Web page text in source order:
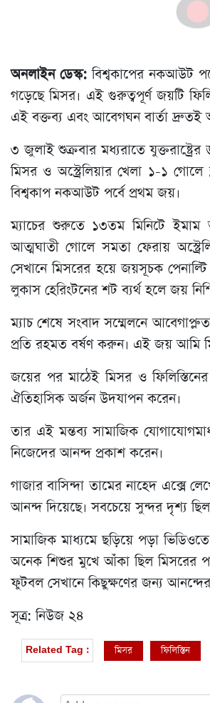
অনলাইন ডেস্ক:বিশ্বকাপের নকআউট
গড়েছে মিসর। এই গুরুত্বপূর্ণ জয়টি
এই বক্তব্য এবং আবেগঘন বার্তা
৩ জুলাই শুক্রবার মধ্যরাতে
মিসর ও অস্ট্রেলিয়ার খেলা ১-১
বিশ্বকাপ নকআউট পর্বে প্রথম জয়।
ম্যাচের শুরুতে ১৩তম মিনিটে ইমাম
আত্মঘাতী গোলে সমতা ফেরায়
সেখানে মিসরের হয়ে জয়সূচক
লুকাস হেরিংটনের শট ব্যর্থ হলে জয়
ম্যাচ শেষে সংবাদ সম্মেলনে
প্রতি রহমত বর্ষণ করুন। এই জয় আমি
জয়ের পর মাঠেই মিসর ও
ঐতিহাসিক অর্জন উদযাপন করেন।
তার এই মন্তব্য সামাজিক
নিজেদের আনন্দ প্রকাশ করেন।
গাজার বাসিন্দা তামের নাহেদ এক্সে
আনন্দ দিয়েছে। সবচেয়ে সুন্দর দৃশ্য
সামাজিক মাধ্যমে ছড়িয়ে পড়া
অনেক শিশুর মুখে আঁকা ছিল মিসরের
ফুটবল সেখানে কিছুক্ষণের জন্য
সূত্র: নিউজ ২৪
Related Tag : মিসর ফিলিস্তিন